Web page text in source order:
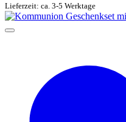
Lieferzeit: ca. 3-5 Werktage